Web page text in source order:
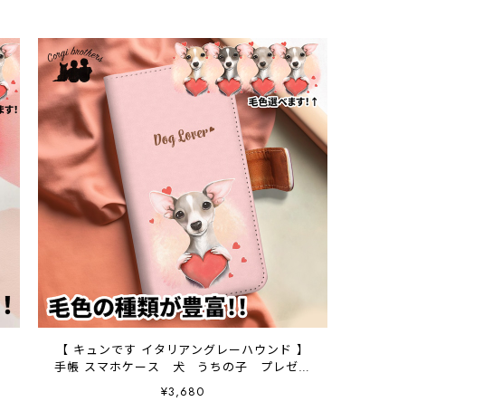
【 キュンです イタリアングレーハウンド 】
手帳 スマホケース 犬 うちの子 プレゼン
ト ペット Android対応
¥3,680